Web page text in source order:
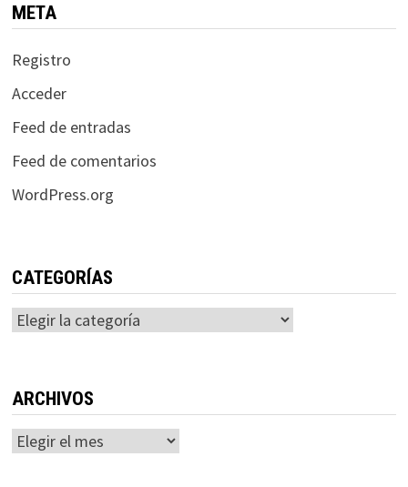
META
Registro
Acceder
Feed de entradas
Feed de comentarios
WordPress.org
CATEGORÍAS
Categorías
ARCHIVOS
Archivos